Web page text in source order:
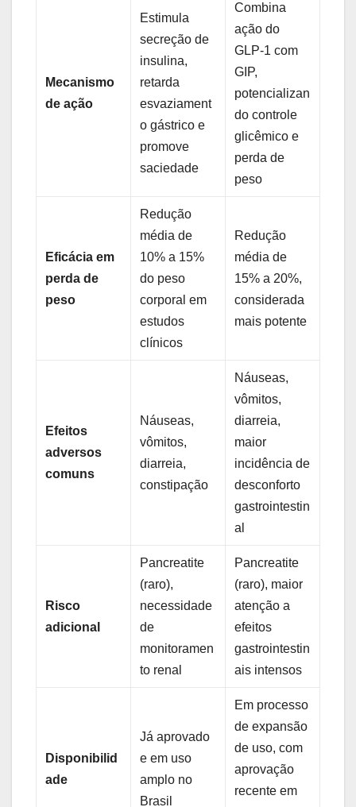
Mecanismo
de ação
Estimula
secreção de
insulina,
retarda
esvaziament
o gástrico e
promove
saciedade
Combina
ação do
GLP-1 com
GIP,
potencializan
do controle
glicêmico e
perda de
peso
Eficácia em
perda de
peso
Redução
média de
10% a 15%
do peso
corporal em
estudos
clínicos
Redução
média de
15% a 20%,
considerada
mais potente
Efeitos
adversos
comuns
Náuseas,
vômitos,
diarreia,
constipação
Náuseas,
vômitos,
diarreia,
maior
incidência de
desconforto
gastrointestin
al
Risco
adicional
Pancreatite
(raro),
necessidade
de
monitoramen
to renal
Pancreatite
(raro), maior
atenção a
efeitos
gastrointestin
ais intensos
Disponibilid
ade
Já aprovado
e em uso
amplo no
Brasil
Em processo
de expansão
de uso, com
aprovação
recente em